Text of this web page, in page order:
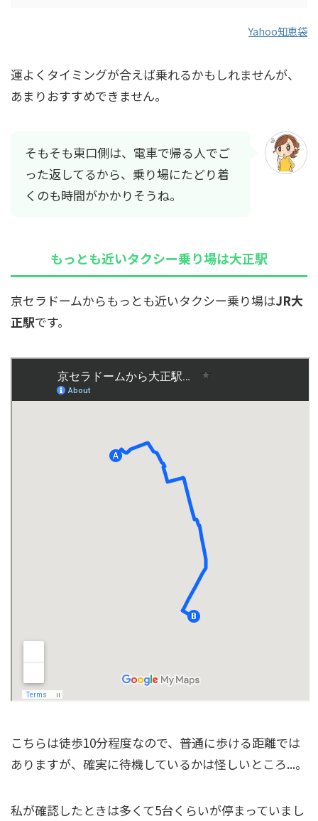
Yahoo知恵袋
運よくタイミングが合えば乗れるかもしれませんが、
あまりおすすめできません。
そもそも東口側は、電車で帰る人でご
った返してるから、乗り場にたどり着
くのも時間がかかりそうね。
もっとも近いタクシー乗り場は大正駅
京セラドームからもっとも近いタクシー乗り場はJR大
正駅です。
こちらは徒歩10分程度なので、普通に歩ける距離では
ありますが、確実に待機しているかは怪しいところ...。
私が確認したときは多くて5台くらいが停まっていまし